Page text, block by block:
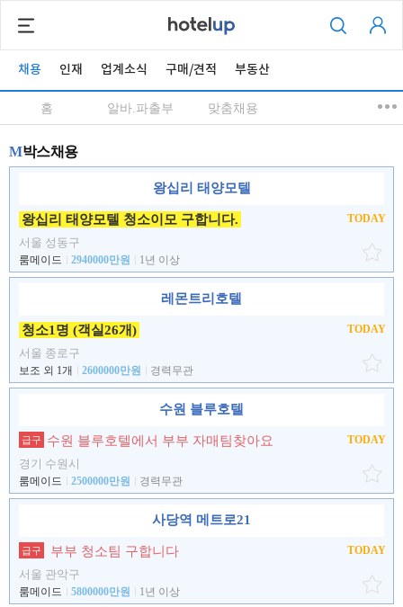
채용 인재 업계소식 구매/견적 부동산
홈 알바.파출부 맞춤채용
M박스채용
왕십리 태양모텔
왕십리 태양모텔 청소이모 구합니다.
서울 성동구
룸메이드 2940000만원 1년 이상
TODAY
레몬트리호텔
청소1명 (객실26개)
서울 종로구
보조 외 1개 2600000만원 경력무관
TODAY
수원 블루호텔
급구 수원 블루호텔에서 부부 자매팀찾아요
경기 수원시
룸메이드 2500000만원 경력무관
TODAY
사당역 메트로21
급구 부부 청소팀 구합니다
서울 관악구
룸메이드 5800000만원 1년 이상
TODAY